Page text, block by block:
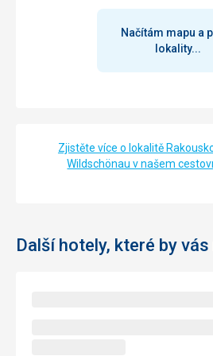
Načítám mapu a
lokality...
Zjistěte více o lokalitě
Wildschönau v našem
Další hotely, které by